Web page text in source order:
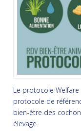
Le protocole
protocole de
bien-être des
élevage.